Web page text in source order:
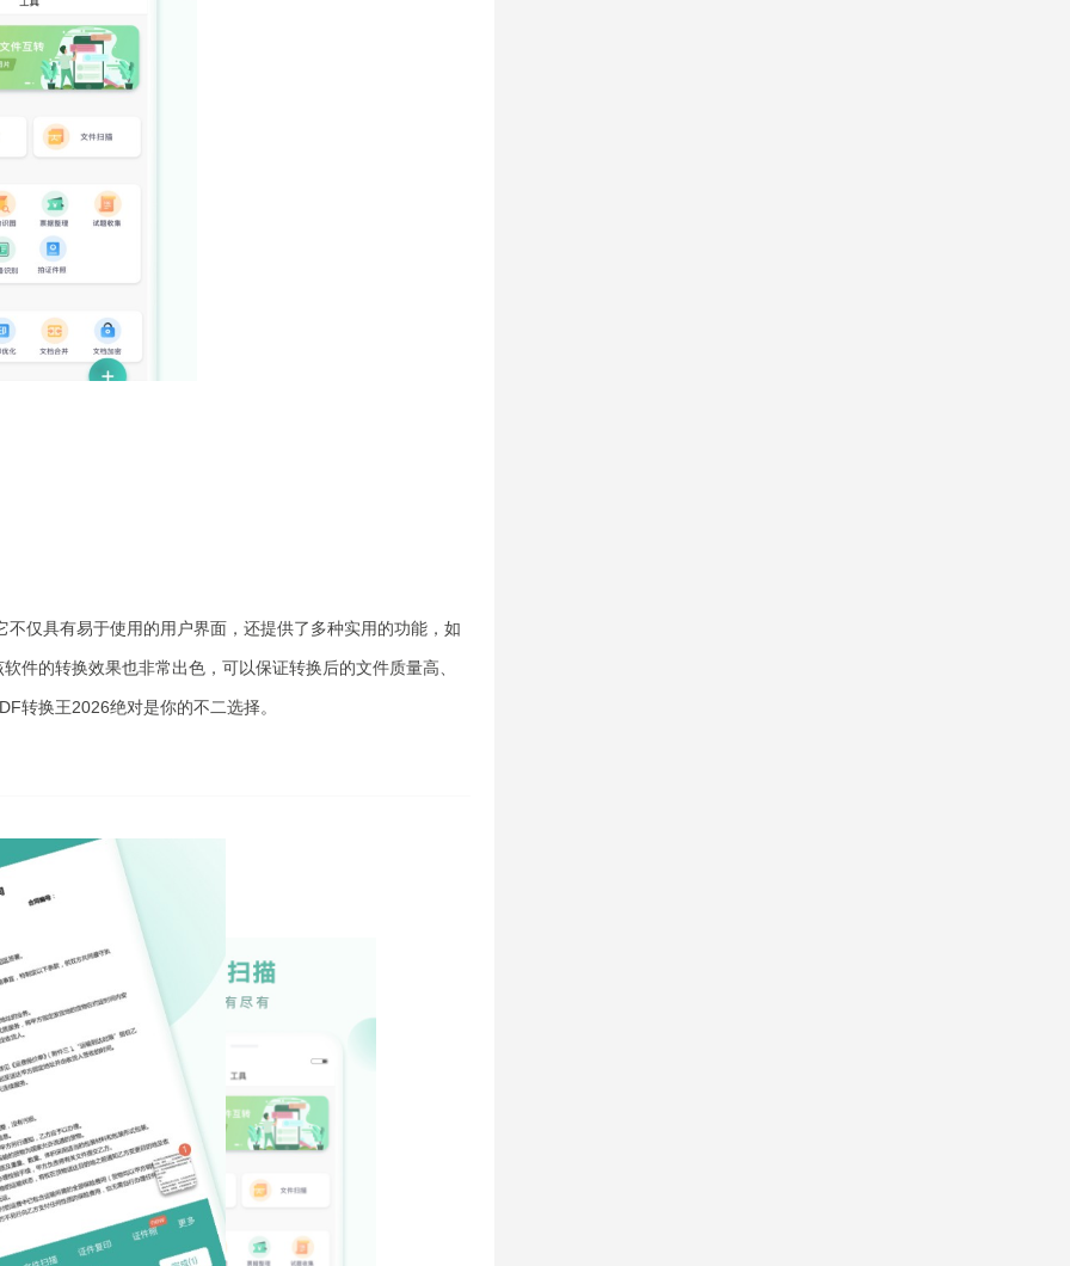
仅具有易于使用的用户界面，还提供了多种实用的功能，如
件的转换效果也非常出色，可以保证转换后的文件质量高、
转换王2026绝对是你的不二选择。